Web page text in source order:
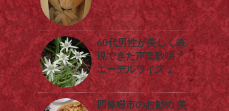
60代男性が美しく表
現できた声楽歌唱『
エーデルワイス 』
四條畷市のお勧め 美